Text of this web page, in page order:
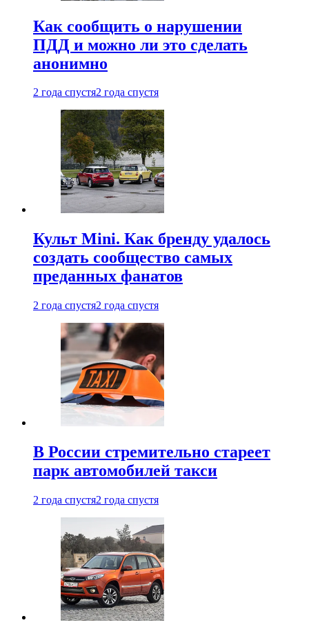
Как сообщить о нарушении
ПДД и можно ли это сделать
анонимно
2 года спустя2 года спустя
Культ Mini. Как бренду удалось
создать сообщество самых
преданных фанатов
2 года спустя2 года спустя
В России стремительно стареет
парк автомобилей такси
2 года спустя2 года спустя